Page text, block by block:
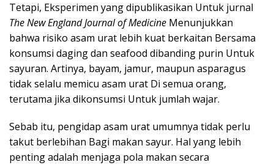
Tetapi, Eksperimen yang dipublikasikan Untuk jurnal
The New England Journal of Medicine Menunjukkan
bahwa risiko asam urat lebih kuat berkaitan Bersama
konsumsi daging dan seafood dibanding purin Untuk
sayuran. Artinya, bayam, jamur, maupun asparagus
tidak selalu memicu asam urat Di semua orang,
terutama jika dikonsumsi Untuk jumlah wajar.
Sebab itu, pengidap asam urat umumnya tidak perlu
takut berlebihan Bagi makan sayur. Hal yang lebih
penting adalah menjaga pola makan secara